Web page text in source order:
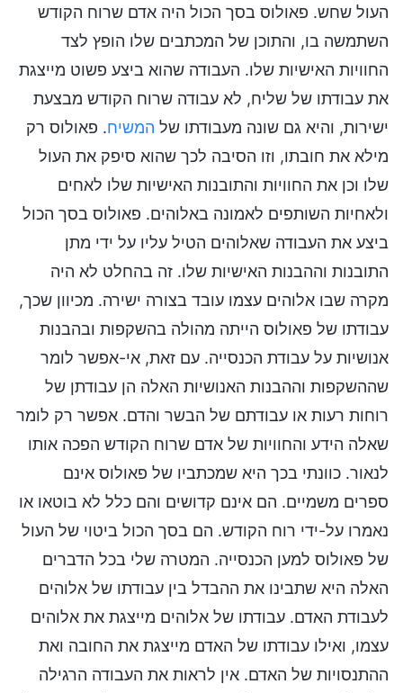
העול שחש. פאולוס בסך הכול היה אדם שרוח הקודש
השתמשה בו, והתוכן של המכתבים שלו הופץ לצד
החוויות האישיות שלו. העבודה שהוא ביצע פשוט מייצגת
את עבודתו של שליח, לא עבודה שרוח הקודש מבצעת
ישירות, והיא גם שונה מעבודתו של המשיח. פאולוס רק
מילא את חובתו, וזו הסיבה לכך שהוא סיפק את העול
שלו וכן את החוויות והתובנות האישיות שלו לאחים
ולאחיות השותפים לאמונה באלוהים. פאולוס בסך הכול
ביצע את העבודה שאלוהים הטיל עליו על ידי מתן
התובנות וההבנות האישיות שלו. זה בהחלט לא היה
מקרה שבו אלוהים עצמו עובד בצורה ישירה. מכיוון שכך,
עבודתו של פאולוס הייתה מהולה בהשקפות ובהבנות
אנושיות על עבודת הכנסייה. עם זאת, אי-אפשר לומר
שההשקפות וההבנות האנושיות האלה הן עבודתן של
רוחות רעות או עבודתם של הבשר והדם. אפשר רק לומר
שאלה הידע והחוויות של אדם שרוח הקודש הפכה אותו
לנאור. כוונתי בכך היא שמכתביו של פאולוס אינם
ספרים משמיים. הם אינם קדושים והם כלל לא בוטאו או
נאמרו על-ידי רוח הקודש. הם בסך הכול ביטוי של העול
של פאולוס למען הכנסייה. המטרה שלי בכל הדברים
האלה היא שתבינו את ההבדל בין עבודתו של אלוהים
לעבודת האדם. עבודתו של אלוהים מייצגת את אלוהים
עצמו, ואילו עבודתו של האדם מייצגת את החובה ואת
ההתנסויות של האדם. אין לראות את העבודה הרגילה